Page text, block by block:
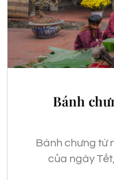
Bánh
Bánh chưng từ
của ngày